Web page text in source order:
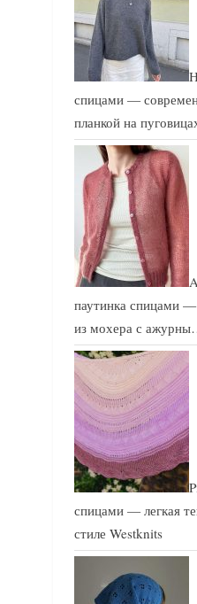
спицами —
планкой на
паутинка спицами
из мохера с
спицами — легкая
стиле Westknits